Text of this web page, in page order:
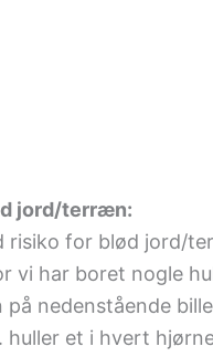
jord/terræn:
risiko for blød jord/
vi har boret nogle
på nedenstående
huller et i hvert